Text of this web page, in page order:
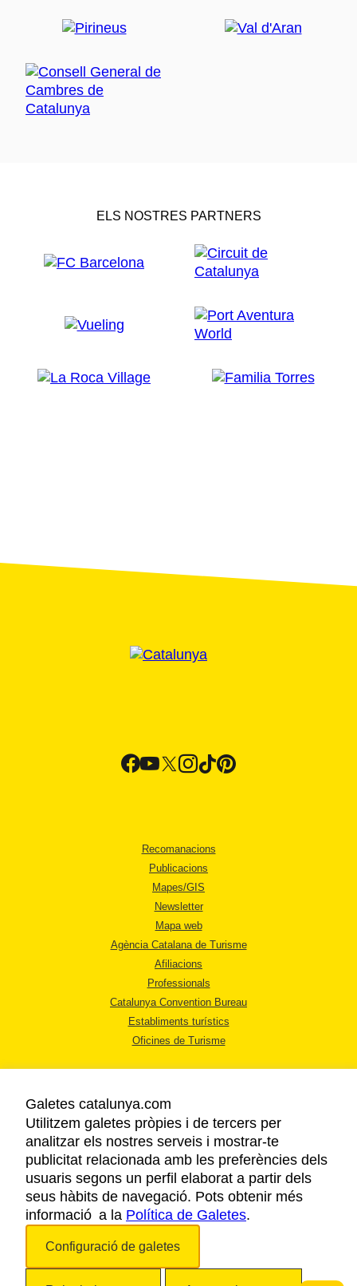
ELS NOSTRES PARTNERS
Recomanacions
Publicacions
Mapes/GIS
Newsletter
Mapa web
Agència Catalana de Turisme
Afiliacions
Professionals
Catalunya Convention Bureau
Establiments turístics
Oficines de Turisme
AVÍS LEGAL
POLÍTICA DE PRIVACITAT
COOKIES
ACCESSIBILITAT
Galetes catalunya.com
Utilitzem galetes pròpies i de tercers per
analitzar els nostres serveis i mostrar-te
publicitat relacionada amb les preferències dels
usuaris segons un perfil elaborat a partir dels
seus hàbits de navegació. Pots obtenir més
informació a la Política de Galetes.
Configuració de galetes